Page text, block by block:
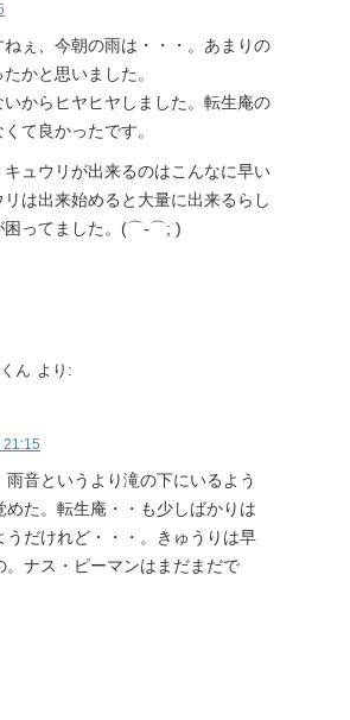
ぇ、今朝の雨は・・・。あまりの
かと思いました。
いからヒヤヒヤしました。転生庵の
て良かったです。
ュウリが出来るのはこんなに早い
は出来始めると大量に出来るらし
困ってました。(⌒-⌒; )
ん より:
雨音というより滝の下にいるよう
めた。転生庵・・も少しばかりは
うだけれど・・・。きゅうりは早
。ナス・ピーマンはまだまだで